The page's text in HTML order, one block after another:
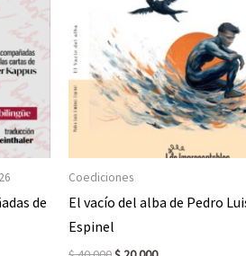
de
Coediciones
El vacío del alba de Pedro
Espinel